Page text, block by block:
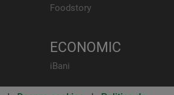
Foodstory
ECONOMIC
iBani